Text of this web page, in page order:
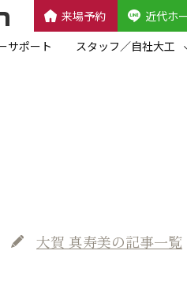
来場予約
近代ホ
サポート
スタッフ／自社大工
近代ホーム公式LINE
大賀 真寿美の記事一覧